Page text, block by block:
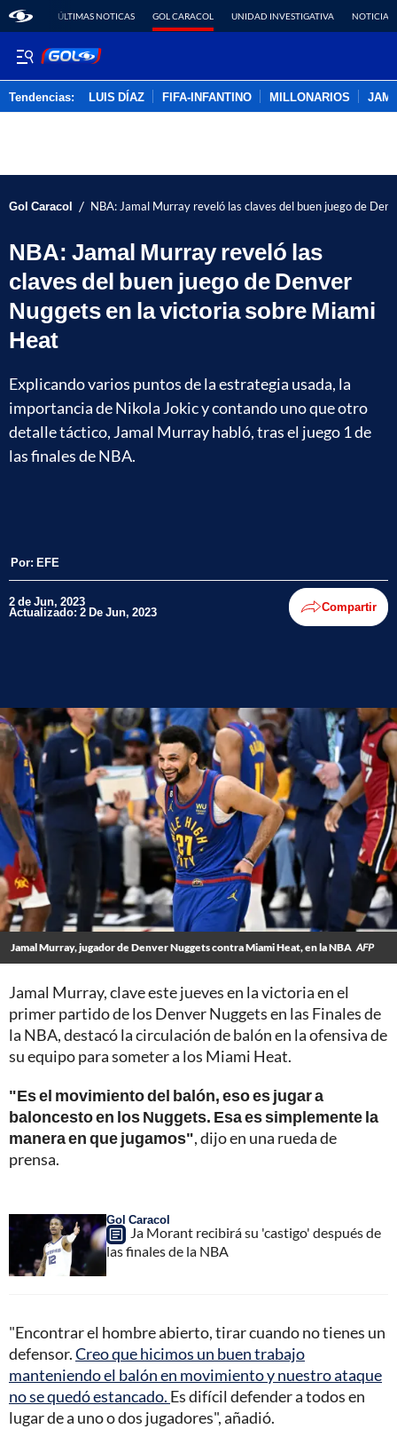
ÚLTIMAS NOTICAS GOL CARACOL UNIDAD INVESTIGATIVA NOTICIAS
Tendencias: LUIS DÍAZ FIFA-INFANTINO MILLONARIOS
Gol Caracol / NBA: Jamal Murray reveló las claves del buen juego de
NBA: Jamal Murray reveló las
claves del buen juego de Denver
Nuggets en la victoria sobre Miami
Heat
Explicando varios puntos de la estrategia usada, la
importancia de Nikola Jokic y contando uno que otro
detalle táctico, Jamal Murray habló, tras el juego 1 de
las finales de NBA.
Por: EFE
2 de Jun, 2023
Actualizado: 2 De Jun, 2023 Compartir
Jamal Murray, jugador de Denver Nuggets contra Miami Heat, en la NBA AFP
Jamal Murray, clave este jueves en la victoria en el
primer partido de los Denver Nuggets en las Finales de
la NBA, destacó la circulación de balón en la ofensiva de
su equipo para someter a los Miami Heat.
"Es el movimiento del balón, eso es jugar a
baloncesto en los Nuggets. Esa es simplemente la
manera en que jugamos", dijo en una rueda de
prensa.
Gol Caracol
Ja Morant recibirá su 'castigo' después de
las finales de la NBA
"Encontrar el hombre abierto, tirar cuando no tienes un
defensor.Creo que hicimos un buen trabajo
manteniendo el balón en movimiento y nuestro ataque
no se quedó estancado. Es difícil defender a todos en
lugar de a uno o dos jugadores", añadió.